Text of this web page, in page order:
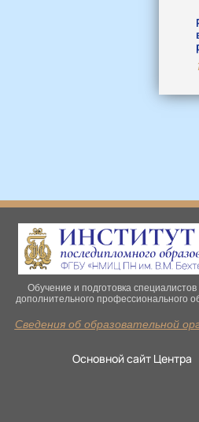
Обучение и подготовка специалистов
дополнительного профессионального
Сведения об образовательной
Основной сайт Центра